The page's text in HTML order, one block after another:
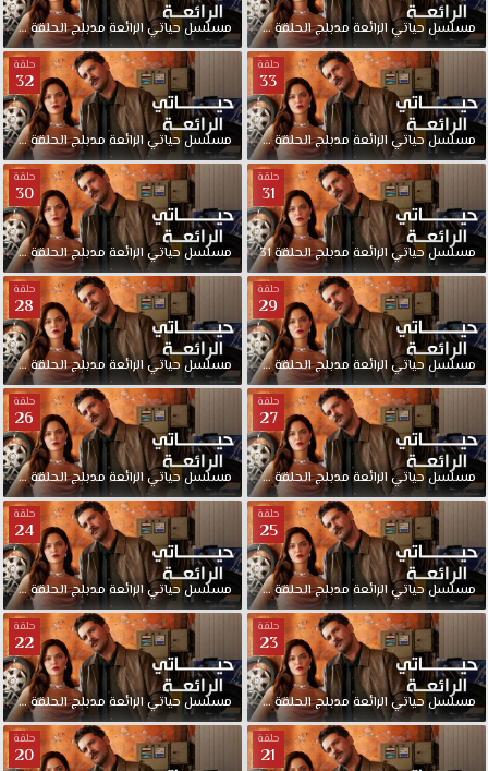
مسلسلحياتي الرائعة مدبلجالحلقة35 مسلسلحياتي الرائعة مدبلجالحلقة34
حلقة
33
مسلسلحياتي الرائعة مدبلجالحلقة33
حلقة
32
مسلسلحياتي الرائعة مدبلجالحلقة32
حلقة
31
مسلسلحياتي الرائعة مدبلجالحلقة31
حلقة
30
مسلسلحياتي الرائعة مدبلجالحلقة30
حلقة
29
مسلسلحياتي الرائعة مدبلجالحلقة29
حلقة
28
مسلسلحياتي الرائعة مدبلجالحلقة28
حلقة
27
مسلسلحياتي الرائعة مدبلجالحلقة27
حلقة
26
مسلسلحياتي الرائعة مدبلجالحلقة26
حلقة
25
مسلسلحياتي الرائعة مدبلجالحلقة25
حلقة
24
مسلسلحياتي الرائعة مدبلجالحلقة24
حلقة
23
مسلسلحياتي الرائعة مدبلجالحلقة23
حلقة
22
مسلسلحياتي الرائعة مدبلجالحلقة22
حلقة
21
حلقة
20